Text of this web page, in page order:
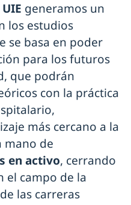
generamos un
los estudios
se basa en poder
para los futuros
que podrán
con la práctica
más cercano a la
mano de
en activo, cerrando
el campo de la
las carreras